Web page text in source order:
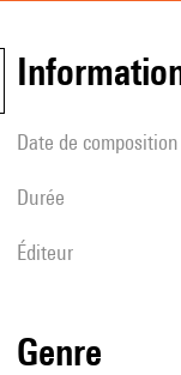
date de composition
durée
éditeur
genre